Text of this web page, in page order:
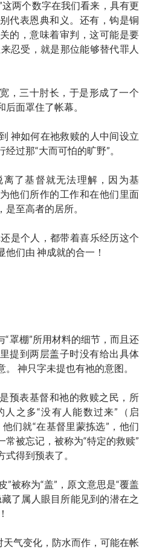
这两个数字在我们看来，具有更
代表恩典和义。还有，钩是铜
的，意味着审判，这可能是要
忍受，就是那位能够替代罪人
，三十肘长，于是形成了一个
面罩住了帐幕。
神如何在祂救赎的人中间设立
过那“大而可怕的旷野”。
了基督就无法理解，因为基
他们所作的工作和在他们里面
至高者的居所。
是个人，都带着喜乐经历这个
们由 神成就的合一！
“罩棚”所用材料的细节，而且还
提到两层盖子时没有给出具体
神只字未提也有祂的意图。
预表基督和祂的救赎之民，所
之多“没有人能数过来”（启
们就“在基督里蒙拣选”，他们
被忘记，被称为“特定的救赎”
得到预表了。
”被称为“盖”，原文意思是“覆盖
了属人眼目所能见到的潜在之
天气变化，防水而作，可能在帐